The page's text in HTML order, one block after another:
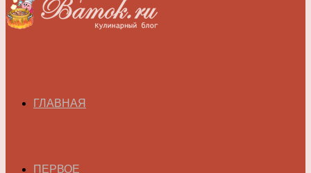
ГЛАВНАЯ
ПЕРВОЕ